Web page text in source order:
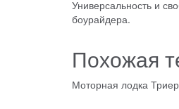
Универсальность и
боурайдера.
Похожая
Моторная лодка